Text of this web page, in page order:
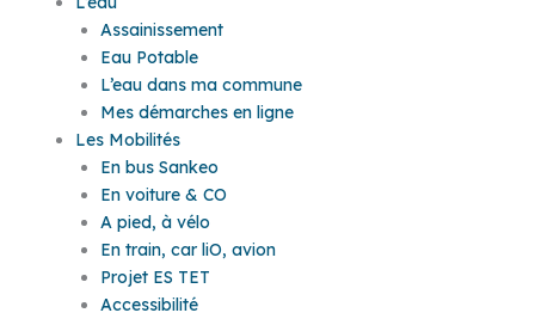
Assainissement
Eau Potable
L’eau dans ma commune
Mes démarches en ligne
Les Mobilités
En bus Sankeo
En voiture & CO
A pied, à vélo
En train, car liO, avion
Projet ES TET
Accessibilité